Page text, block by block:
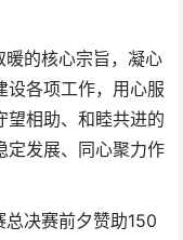
的核心宗旨，凝心
设各项工作，用心服
望相助、和睦共进的
定发展、同心聚力作
决赛前夕赞助150